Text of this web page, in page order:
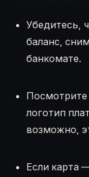
Убедитесь,
баланс,
банкомате.
Посмотрите
логотип
возможно,
Если карта